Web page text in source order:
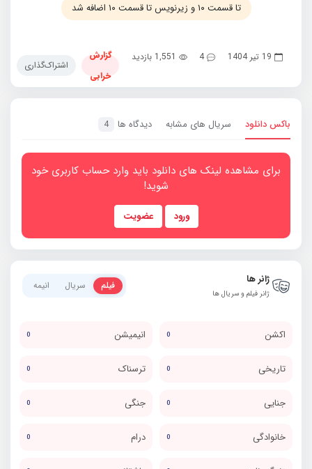
تا قسمت ۱۰ و زیرنویس تا قسمت ۱۰ اضافه شد
19 تیر 1404 4 1,551 بازدید
گزارش
خرابی
اشتراک‌گذاری
باکس دانلود سریال های مشابه دیدگاه ها 4
برای مشاهده لینک های دانلود باید وارد حساب کاربری خود
شوید!
ورود عضویت
ژانر ها
ژانر فیلم و سریال ها
فیلم سریال انیمه
اکشن 0 انیمیشن 0
تاریخی 0 ترسناک 0
جنایی 0 جنگی 0
خانوادگی 0 درام 0